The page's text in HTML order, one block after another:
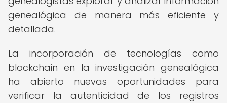
genealógica de manera más eficiente y
detallada.
La incorporación de tecnologías como
blockchain en la investigación genealógica
ha abierto nuevas oportunidades para
verificar la autenticidad de los registros